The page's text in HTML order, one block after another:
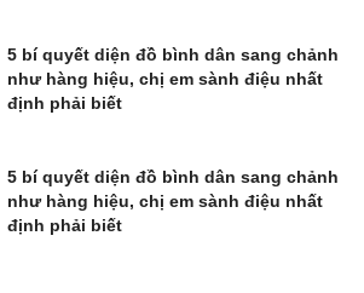
5 bí quyết diện đồ bình dân sang chảnh
như hàng hiệu, chị em sành điệu nhất
định phải biết
5 bí quyết diện đồ bình dân sang chảnh
như hàng hiệu, chị em sành điệu nhất
định phải biết